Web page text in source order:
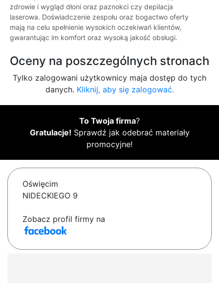
zdrowie i wygląd dłoni oraz paznokci czy depilacja
laserowa. Doświadczenie zespołu oraz bogactwo oferty
mają na celu spełnienie wysokich oczekiwań klientów,
gwarantując im komfort oraz wysoką jakość obsługi.
Oceny na poszczególnych stronach
Tylko zalogowani użytkownicy maja dostęp do tych
danych. Kliknij, aby się zalogować.
To Twoja firma?
Gratulacje! Sprawdź jak odebrać materiały
promocyjne!
Oświęcim
NIDECKIEGO 9
Zobacz profil firmy na